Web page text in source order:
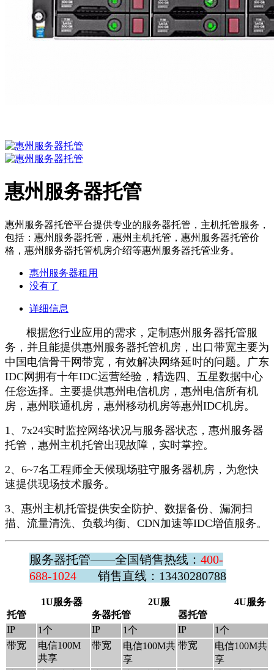
惠州服务器托管
惠州服务器托管平台提供专业的服务器托管，主机托管服务，
包括：惠州服务器托管，惠州主机托管，惠州服务器托管价
格，惠州服务器托管机房介绍等惠州服务器托管业务。
惠州服务器租用
没有了
详细信息
根据您行业应用的需求，定制惠州服务器托管服
务，并且能提供惠州服务器托管机房，出口带宽主要为
中国电信骨干网带宽，有效解决网络延时的问题。广东
IDC网拥有十年IDC运营经验，精选四、五星数据中心
任您选择。主要提供惠州电信机房，惠州电信所有机
房，惠州联通机房，惠州移动机房等惠州IDC机房。
1、7x24实时监控网络状况与服务器状态，惠州服务器
托管，惠州主机托管出现故障，实时掌控。
2、6~7名工程师全天候现场驻守服务器机房，为您快
速提供现场技术服务。
3、惠州主机托管提供安全防护、数据备份、漏洞扫
描、流量清洗、负载均衡、CDN加速等IDC增值服务。
服务器托管——全国销售热线： 400-
688-1024 销售直线：13430280788
1U服务器
托管
2U服
务器托管
4U服务
器托管
IP
1个 IP 1个 IP
1个
带宽
电信100M
共享
带宽
电信100M共
享
带宽
电信100M共
享